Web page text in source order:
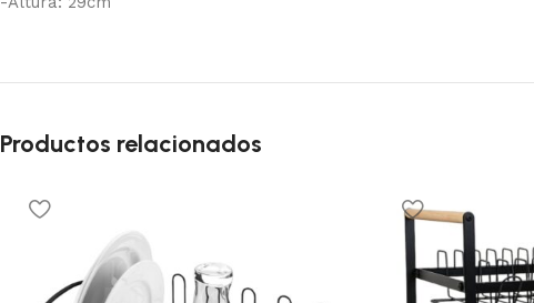
Productos relacionados